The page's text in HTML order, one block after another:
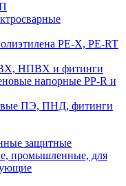
PE-X, PE-RT
НПВХ и фитинги
напорные PP-R и
ПЭ, ПНД, фитинги
защитные
промышленные, для